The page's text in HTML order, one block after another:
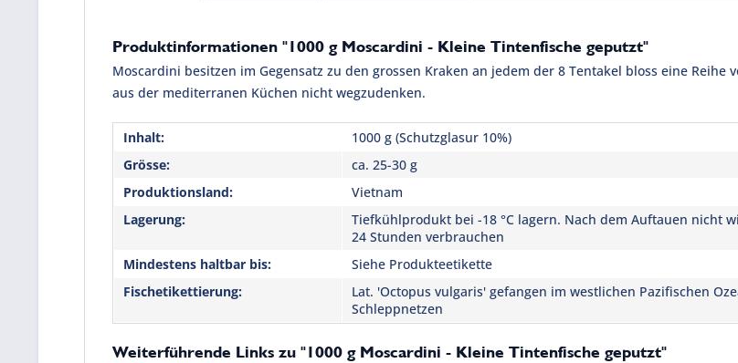
Produktinformationen "1000 g Moscardini - Kleine Tintenfische geputzt"
Moscardini besitzen im Gegensatz zu den grossen Kraken an jedem der 8 Tentakel bloss eine
aus der mediterranen Küchen nicht wegzudenken.
Inhalt:
1000 g (Schutzglasur 10%)
Grösse:
ca. 25-30 g
Produktionsland:
Vietnam
Lagerung:
Tiefkühlprodukt bei -18 °C lagern. Nach dem Auftauen nicht
24 Stunden verbrauchen
Mindestens haltbar bis:
Siehe Produkteetikette
Fischetikettierung:
Lat. 'Octopus vulgaris' gefangen im westlichen Pazifischen
Schleppnetzen
Weiterführende Links zu "1000 g Moscardini - Kleine Tintenfische geputzt"